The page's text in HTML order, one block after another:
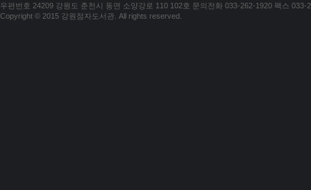
우편번호 24209 강원도 춘천시 동면 소양강로 110 102호 문의전화 033-262-1920 팩스 033-
Copyright © 2015 강원점자도서관. All rights reserved.